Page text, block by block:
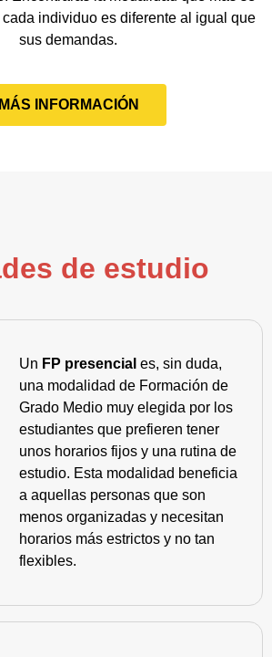
individuo es diferente al igual que
sus demandas.
MÁS INFORMACIÓN
de estudio
Un FP presencial es, sin duda,
una modalidad de Formación de
Grado Medio muy elegida por los
estudiantes que prefieren tener
unos horarios fijos y una rutina de
estudio. Esta modalidad beneficia
a aquellas personas que son
menos organizadas y necesitan
horarios más estrictos y no tan
flexibles.